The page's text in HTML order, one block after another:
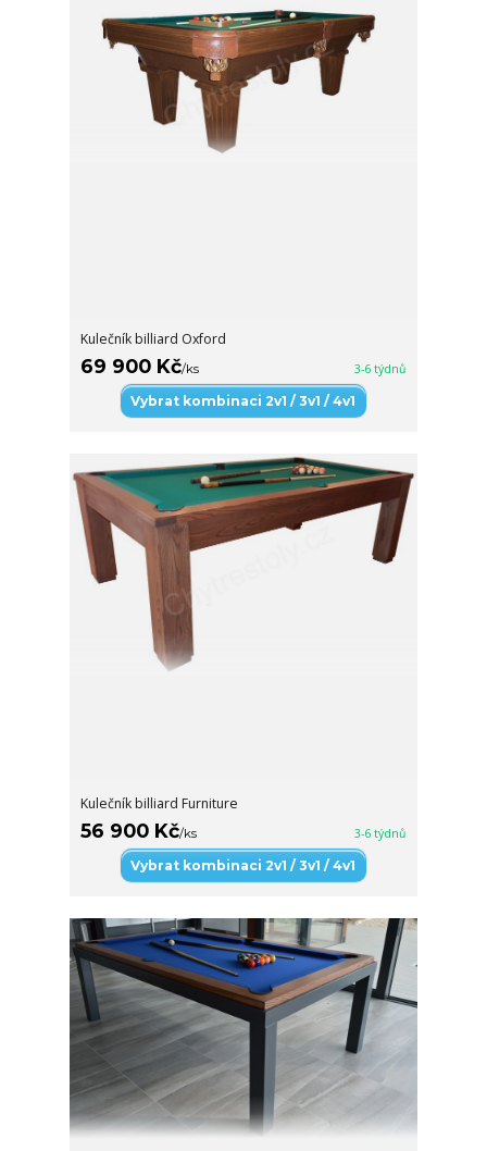
Kulečník billiard Oxford
69 900 Kč/ks 3-6 týdnů
Vybrat kombinaci 2v1 / 3v1 / 4v1
Kulečník billiard Furniture
56 900 Kč/ks 3-6 týdnů
Vybrat kombinaci 2v1 / 3v1 / 4v1